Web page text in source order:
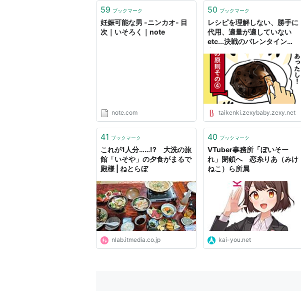
59 ブックマーク
妊娠可能な男 -ニンカオ- 目
次｜いそろく｜note
note.com
50 ブックマーク
レシピを理解しない、勝手に
代用、適量が適していない
etc...決戦のバレンタイン前
かこ - みんなの体験記【妊
娠・出産・育児】
taikenki.zexybaby.zexy.net
41 ブックマーク
これが1人分……!? 大洗の旅
館「いそや」の夕食がまるで
殿様 | ねとらぼ
nlab.itmedia.co.jp
40 ブックマーク
VTuber事務所「ぼいそー
れ」閉鎖へ 恋糸りあ（みけ
ねこ）ら所属
kai-you.net